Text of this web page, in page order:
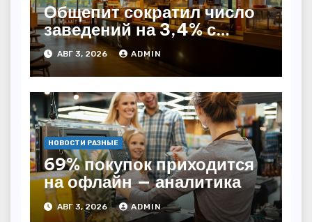
Общепит сократил число
заведений на 3,4% с
начала года — INFOLine
АВГ 3, 2026 ADMIN
НОВОСТИ РАЗНЫЕ
69% покупок приходится
на офлайн — аналитика
АВГ 3, 2026 ADMIN